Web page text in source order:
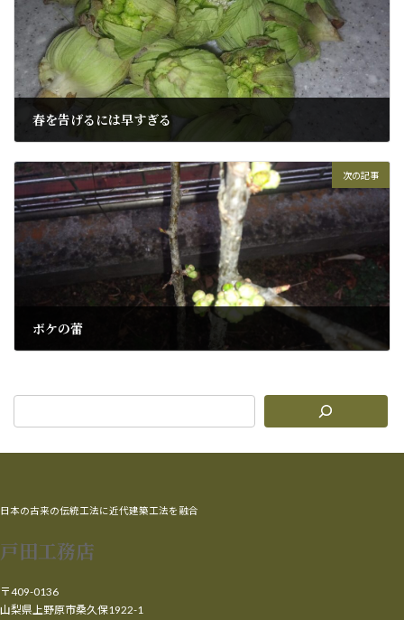
春を告げるには早すぎる
次の記事
ボケの蕾
日本の古来の伝統工法に近代建築工法を融合
戸田工務店
〒409-0136
山梨県上野原市桑久保1922-1